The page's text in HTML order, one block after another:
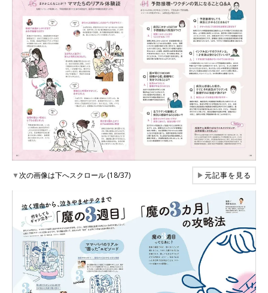
▼次の画像は下へスクロール (18/37) ▶元記事を見る